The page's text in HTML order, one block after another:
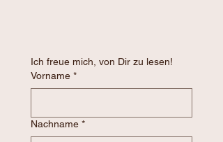
Ich freue mich, von Dir zu lesen!
Vorname *
Nachname *